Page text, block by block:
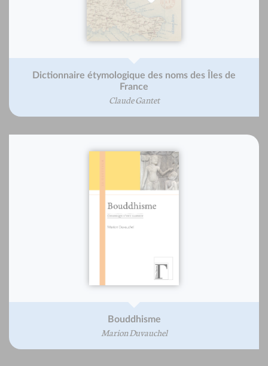
Dictionnaire étymologique des noms des Îles de
France
Claude Gantet
Bouddhisme
Marion Duvauchel